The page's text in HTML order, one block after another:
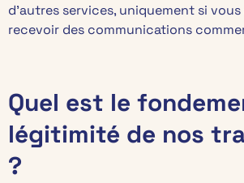
d’autres services, uniquement si
recevoir des communications
Quel est le
légitimité de nos
?